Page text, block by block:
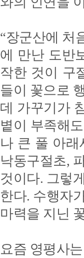
“장군산에 처
에 만난 도반
작한 것이 구
들이 꽃으로
데 가꾸기가
볕이 부족해
나 큰 풀 아래
낙동구절초,
것이다. 그렇
한다. 수행자
마력을 지닌
요즘 영평사